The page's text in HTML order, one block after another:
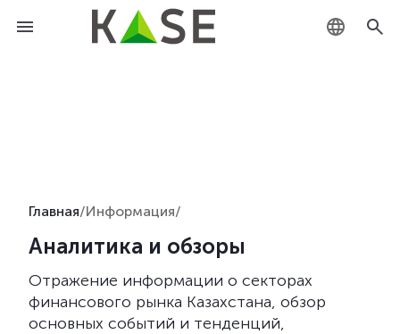
Главная/Информация/
Аналитика и обзоры
Отражение информации о секторах
финансового рынка Казахстана, обзор
основных событий и тенденций,